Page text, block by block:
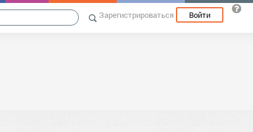
Зарегистрироваться Войти